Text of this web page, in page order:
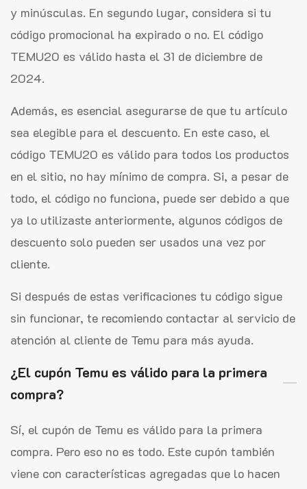
y minúsculas. En segundo lugar, considera si tu
código promocional ha expirado o no. El código
TEMU20 es válido hasta el 31 de diciembre de
2024.
Además, es esencial asegurarse de que tu artículo
sea elegible para el descuento. En este caso, el
código TEMU20 es válido para todos los productos
en el sitio, no hay mínimo de compra. Si, a pesar de
todo, el código no funciona, puede ser debido a que
ya lo utilizaste anteriormente, algunos códigos de
descuento solo pueden ser usados una vez por
cliente.
Si después de estas verificaciones tu código sigue
sin funcionar, te recomiendo contactar al servicio de
atención al cliente de Temu para más ayuda.
¿El cupón Temu es válido para la primera
compra?
Sí, el cupón de Temu es válido para la primera
compra. Pero eso no es todo. Este cupón también
viene con características agregadas que lo hacen